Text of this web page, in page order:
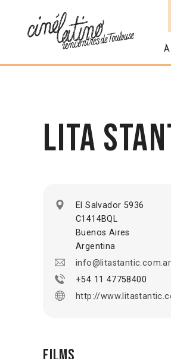
Lita
El Salvador 5936
C1414BQL
Buenos Aires
Argentina
info@litastantic.com.ar
+54 11 47758400
http://